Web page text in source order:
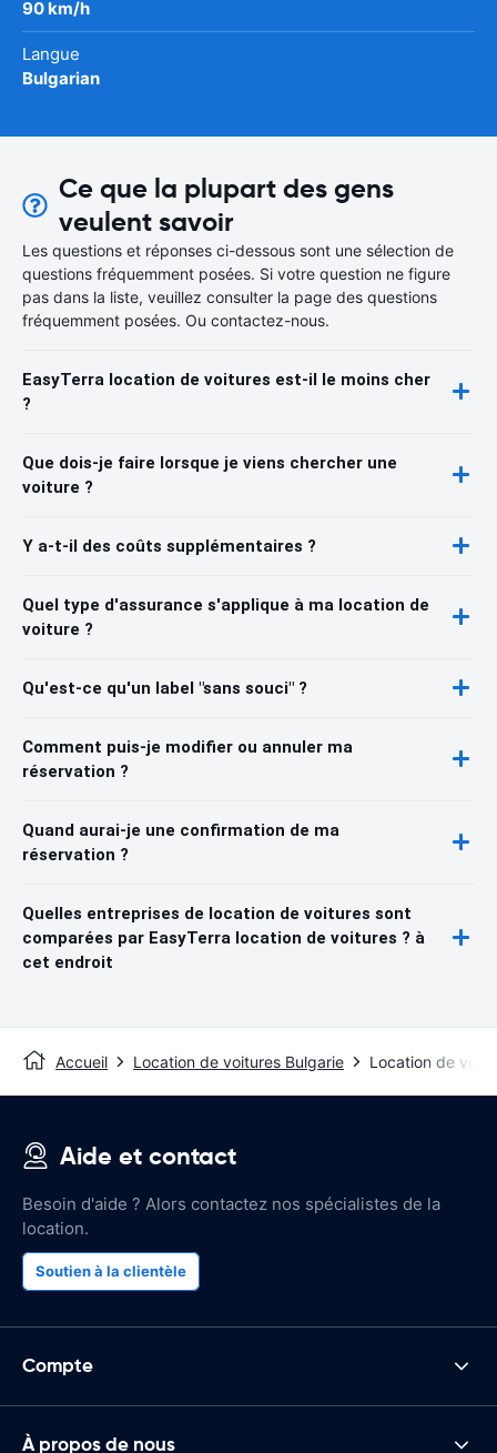
90 km/h
Langue
Bulgarian
Ce que la plupart des gens
veulent savoir
Les questions et réponses ci-dessous sont une sélection de
questions fréquemment posées. Si votre question ne figure
pas dans la liste, veuillez consulter la page des questions
fréquemment posées. Ou contactez-nous.
EasyTerra location de voitures est-il le moins cher
?
Que dois-je faire lorsque je viens chercher une
voiture ?
Y a-t-il des coûts supplémentaires ?
Quel type d'assurance s'applique à ma location de
voiture ?
Qu'est-ce qu'un label "sans souci" ?
Comment puis-je modifier ou annuler ma
réservation ?
Quand aurai-je une confirmation de ma
réservation ?
Quelles entreprises de location de voitures sont
comparées par EasyTerra location de voitures ? à
cet endroit
Accueil Location de voitures Bulgarie Location de
Aide et contact
Besoin d'aide ? Alors contactez nos spécialistes de la
location.
Soutien à la clientèle
Compte
À propos de nous